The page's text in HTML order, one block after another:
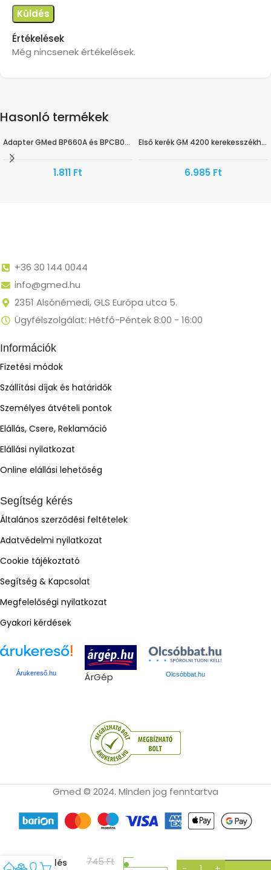
Értékelések
Még nincsenek értékelések.
Hasonló termékek
Adapter GMed BP660A és BPCB0A-3H vérnyomásmérőkhöz
1.811 Ft
Első kerék GM 4200 kerekesszékhez
6.985 Ft
+36 30 144 0044
info@gmed.hu
2351 Alsónémedi, GLS Európa utca 5.
Ügyfélszolgálat: Hétfő-Péntek 8:00 - 16:00
Információk
Fizetési módok
Szállítási díjak és határidők
Személyes átvételi pontok
Elállás, Csere, Reklamáció
Elállási nyilatkozat
Online elállási lehetőség
Segítség kérés
Általános szerződési feltételek
Adatvédelmi nyilatkozat
Cookie tájékoztató
Segítség & Kapcsolat
Megfelelőségi nyilatkozat
Gyakori kérdések
Árukereső.hu ÁrGép Olcsóbbat.hu
Gmed © 2024. Minden jog fenntartva
Zselés
745Ft